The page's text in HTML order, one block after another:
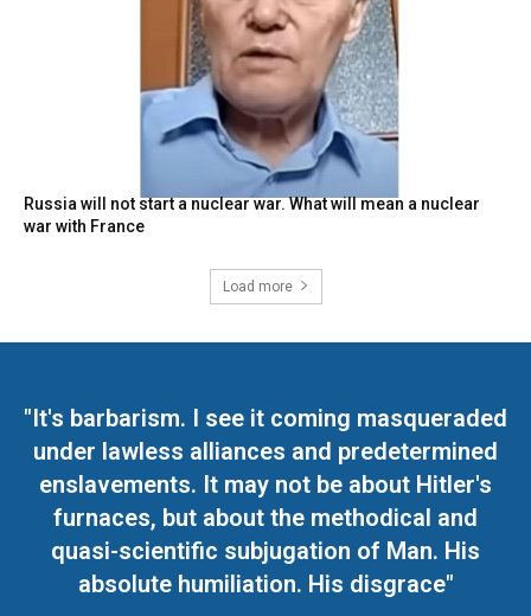
Russia will not start a nuclear war. What will mean a nuclear
war with France
Load more
"It's barbarism. I see it coming masqueraded
under lawless alliances and predetermined
enslavements. It may not be about Hitler's
furnaces, but about the methodical and
quasi-scientific subjugation of Man. His
absolute humiliation. His disgrace"